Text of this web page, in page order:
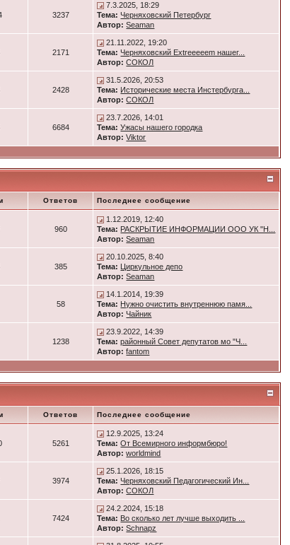
3237
7.3.2025, 18:29
Тема: Черняховский Петербург
Автор: Seaman
2171
21.11.2022, 19:20
Тема: Черняховский Extreeeeem нашег...
Автор: СОКОЛ
2428
31.5.2026, 20:53
Тема: Исторические места Инстербурга...
Автор: СОКОЛ
6684
23.7.2026, 14:01
Тема: Ужасы нашего городка
Автор: Viktor
Ответов Последнее сообщение
960
1.12.2019, 12:40
Тема: РАСКРЫТИЕ ИНФОРМАЦИИ ООО УК "Н...
Автор: Seaman
385
20.10.2025, 8:40
Тема: Циркульное депо
Автор: Seaman
58
14.1.2014, 19:39
Тема: Нужно очистить внутреннюю памя...
Автор: Чайник
1238
23.9.2022, 14:39
Тема: районный Совет депутатов мо "Ч...
Автор: fantom
Ответов Последнее сообщение
5261
12.9.2025, 13:24
Тема: От Всемирного информбюро!
Автор: worldmind
3974
25.1.2026, 18:15
Тема: Черняховский Педагогический Ин...
Автор: СОКОЛ
7424
24.2.2024, 15:18
Тема: Во сколько лет лучше выходить ...
Автор: Schnapz